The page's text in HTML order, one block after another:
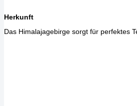
Herkunft
Das Himalajagebirge sorgt für perfektes